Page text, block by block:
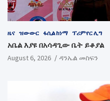
ዜና ዝውውር ፋሲል ከነማ ፕሪምየር ሊግ
አቤል እያዩ በአሳዳጊው ቤት ይቆያል
August 6, 2026 ዳንኤል መስፍን